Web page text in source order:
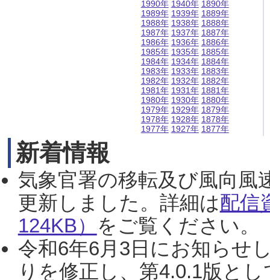
1990年
1989年
1988年
1987年
1986年
1985年
1984年
1983年
1982年
1981年
1980年
1979年
1978年
1977年
1940年
1939年
1938年
1937年
1936年
1935年
1934年
1933年
1932年
1931年
1930年
1929年
1928年
1927年
1890年
1889年
1888年
1887年
1886年
1885年
1884年
1883年
1882年
1881年
1880年
1879年
1878年
1877年
新着情報
気象官署の移転及び風向風
更新しました。詳細は配信
124KB） をご覧ください。
令和6年6月3日にお知らせ
りを修正し、第4.0.1版と